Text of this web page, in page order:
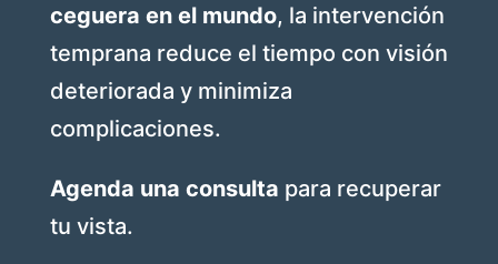
ceguera en el mundo, la intervención
temprana reduce el tiempo con visión
deteriorada y minimiza
complicaciones.
Agenda una consulta para recuperar
tu vista.